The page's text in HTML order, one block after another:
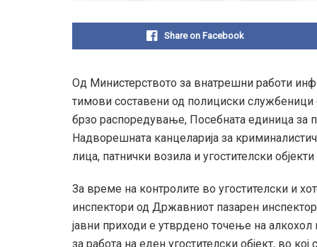
Share on Facebook
Од Министерството за внатрешни работи
тимови составени од полициски
брзо распоредување, Посебната единица за
Надворешната канцеларија за
лица, патнички возила и угостителски
За време на контролите во угостителски и
инспектори од Државниот пазарен
јавни приходи е утврдено точење на
за работа на еден угостителски објект, во